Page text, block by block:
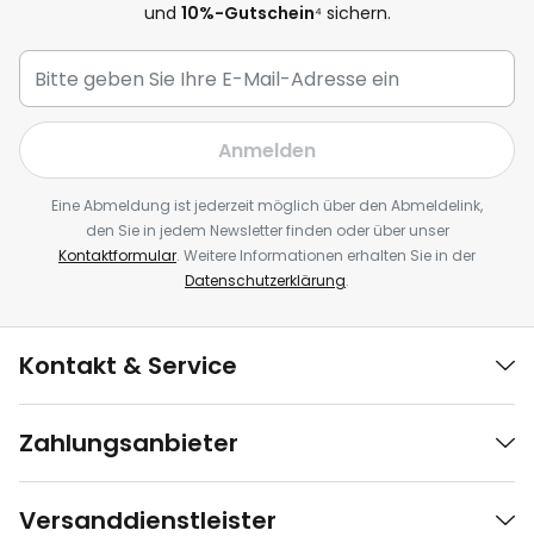
und 10%-Gutschein⁴ sichern.
Anmelden
Eine Abmeldung ist jederzeit möglich über den Abmeldelink,
den Sie in jedem Newsletter finden oder über unser
Kontaktformular. Weitere Informationen erhalten Sie in der
Datenschutzerklärung.
Kontakt & Service
Zahlungsanbieter
Versanddienstleister